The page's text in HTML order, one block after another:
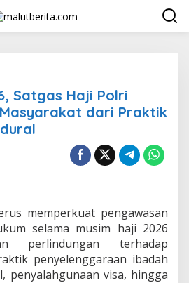
Satgas Haji Polri
dari Praktik
memperkuat pengawasan
selama musim haji 2026
perlindungan terhadap
penyelenggaraan ibadah
penyalahgunaan visa, hingga